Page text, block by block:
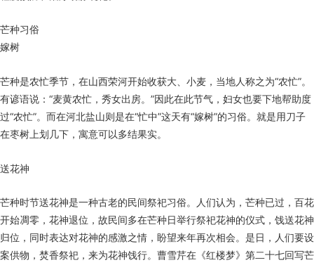
芒种习俗
嫁树
芒种是农忙季节，在山西荣河开始收获大、小麦，当地人称之为“农忙”。
有谚语说：“麦黄农忙，秀女出房。”因此在此节气，妇女也要下地帮助度
过“农忙”。而在河北盐山则是在“忙中”这天有“嫁树”的习俗。就是用刀子
在枣树上划几下，寓意可以多结果实。
送花神
芒种时节送花神是一种古老的民间祭祀习俗。人们认为，芒种已过，百花
开始凋零，花神退位，故民间多在芒种日举行祭祀花神的仪式，饯送花神
归位，同时表达对花神的感激之情，盼望来年再次相会。是日，人们要设
案供物，焚香祭祀，来为花神饯行。曹雪芹在《红楼梦》第二十七回写芒